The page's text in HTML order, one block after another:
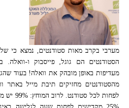
מערבי בקרב מאות סטודנטים, נמצא כי
הסטודנטים הם גוגל, פייסבוק ו-וואלה.
מהסטודנטים מחזיקים תיבת מייל באתר
לפחות